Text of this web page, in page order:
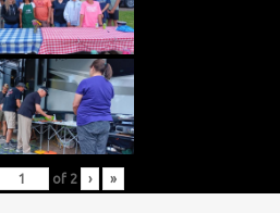
of 2 › »